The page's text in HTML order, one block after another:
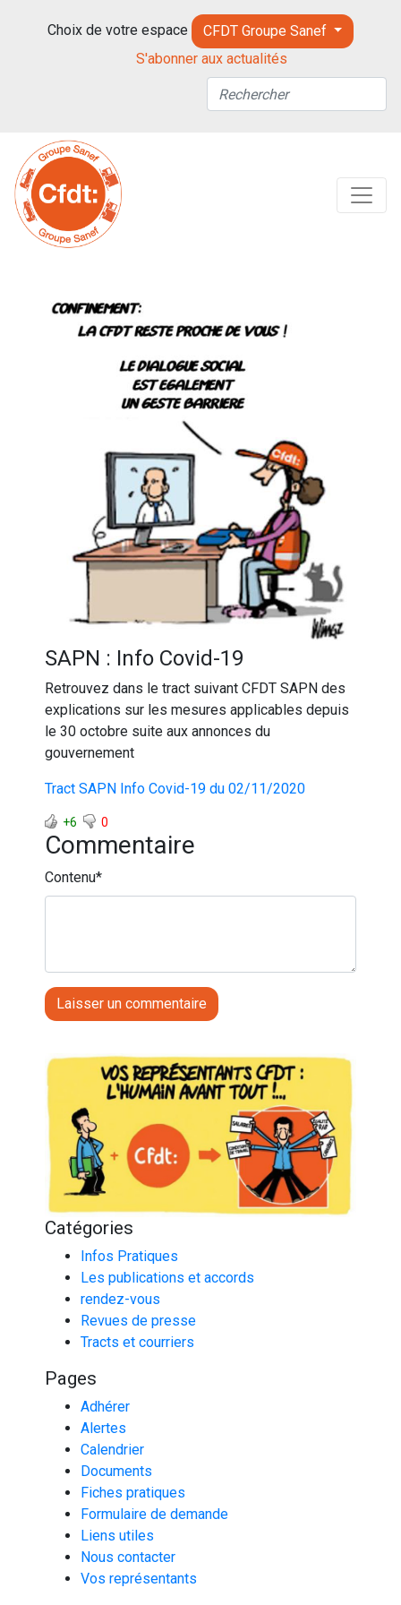
Choix de votre espace
CFDT Groupe Sanef
S'abonner aux actualités
SAPN : Info Covid-19
Retrouvez dans le tract suivant CFDT SAPN des
explications sur les mesures applicables depuis
le 30 octobre suite aux annonces du
gouvernement
Tract SAPN Info Covid-19 du 02/11/2020
+6 0
Commentaire
Contenu*
Catégories
Infos Pratiques
Les publications et accords
rendez-vous
Revues de presse
Tracts et courriers
Pages
Adhérer
Alertes
Calendrier
Documents
Fiches pratiques
Formulaire de demande
Liens utiles
Nous contacter
Vos représentants